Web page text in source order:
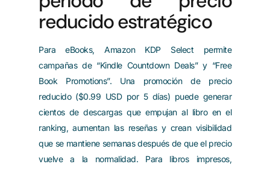
reducido estratégico
Para eBooks, Amazon KDP Select permite
campañas de “Kindle Countdown Deals” y “Free
Book Promotions”. Una promoción de precio
reducido ($0.99 USD por 5 días) puede generar
cientos de descargas que empujan al libro en el
ranking, aumentan las reseñas y crean visibilidad
que se mantiene semanas después de que el precio
vuelve a la normalidad. Para libros impresos,